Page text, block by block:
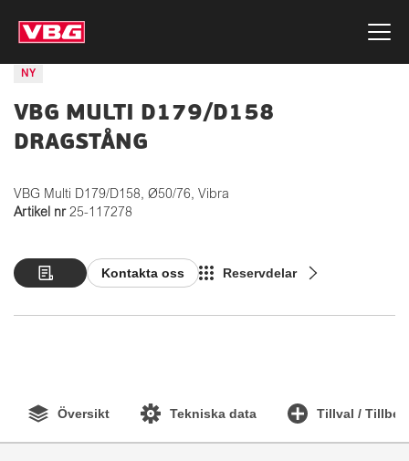
NY
VBG MULTI D179/D158
DRAGSTÅNG
VBG Multi D179/D158, Ø50/76, Vibra
Artikel nr 25-117278
Kontakta oss Reservdelar
Översikt Tekniska data Tillval /